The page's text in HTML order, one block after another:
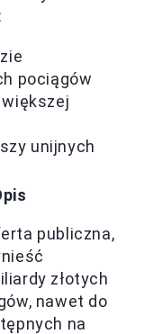
pociągów
unijnych
publiczna,
złotych
nawet do
na